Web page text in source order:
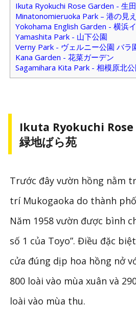
Ikuta Ryokuchi Rose Garden - 生
Minatonomieruoka Park – 港の見
Yokohama English Garden - 横浜
Yamashita Park - 山下公園
Verny Park - ヴェルニー公園 バラ
Kana Garden - 花菜ガーデン
Sagamihara Kita Park - 相模原北
Ikuta Ryokuchi Rose
緑地ばら苑
Trước đây vườn hồng nằm
trí Mukogaoka do thành
Năm 1958 vườn được bình
số 1 của Toyo”. Điều đặc
cửa đúng dịp hoa hồng nở
800 loài vào mùa xuân và
loài vào mùa thu.